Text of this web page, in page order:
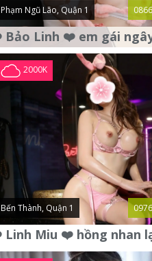
Phạm Ngũ Lão, Quận 1
2000K
Bến Thành, Quận 1